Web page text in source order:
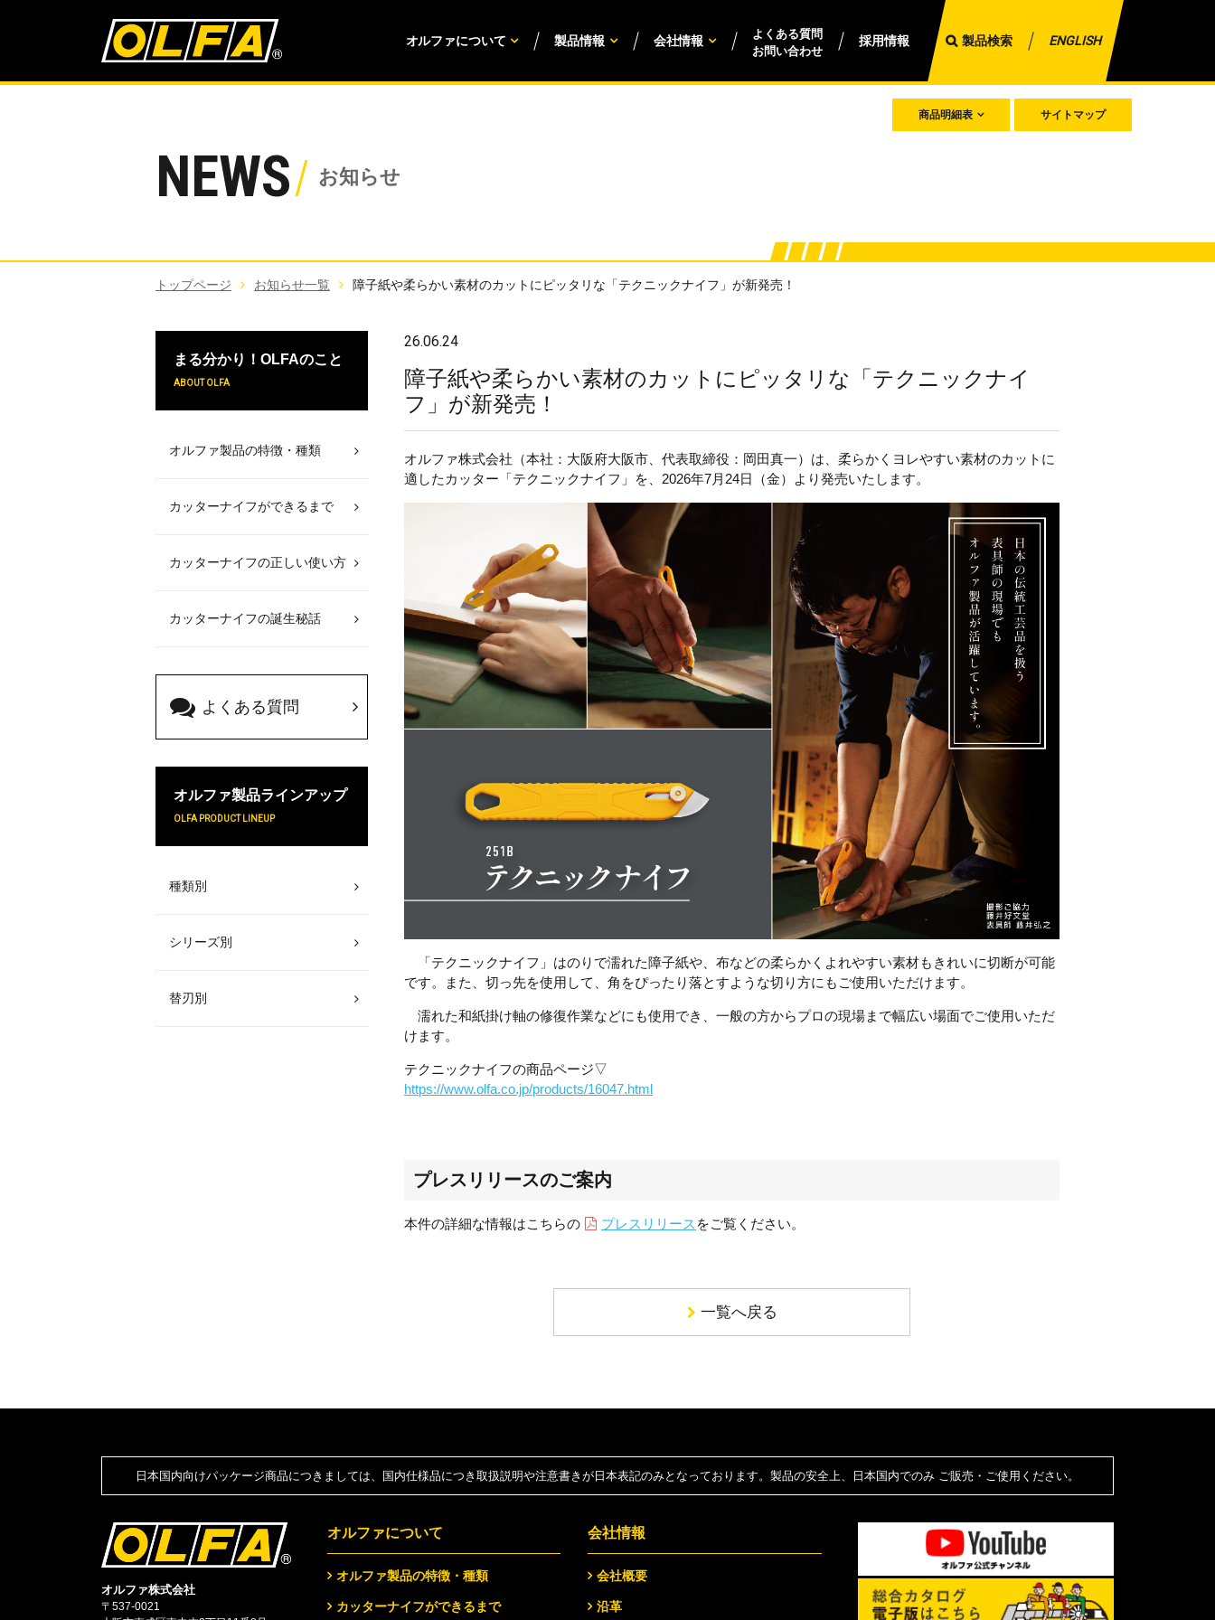
オルファについて 製品情報 会社情報
よくある質問
お問い合わせ
採用情報 製品検索 ENGLISH
NEWS お知らせ
商品明細表 サイトマップ
トップページ お知らせ一覧 障子紙や柔らかい素材のカットにピッタリな「テクニックナイフ」が新発売！
26.06.24
障子紙や柔らかい素材のカットにピッタリな「テクニックナイ
フ」が新発売！
オルファ株式会社（本社：大阪府大阪市、代表取締役：岡田真一）は、 柔らかくヨレやすい素材のカットに
適したカッター 「テクニックナイフ」を、 2026年7月24日（金）より発売いたします。
「テクニックナイフ」はのりで濡れた障子紙や、布などの柔らかくよれやすい素材もきれいに切断が可能
です。また、切っ先を使用して、角をぴったり落とすような切り方にもご使用いただけます。
濡れた和紙掛け軸の修復作業などにも使用でき、 一般の方からプロの現場まで幅広い場面でご使用いただ
けます。
テクニックナイフの商品ページ▽
https://www.olfa.co.jp/products/16047.html
プレスリリースのご案内
本件の詳細な情報はこちらの プレスリリース をご覧ください。
一覧へ戻る
まる分かり！OLFAのこと
ABOUT OLFA
オルファ製品の特徴・種類
カッターナイフができるまで
カッターナイフの正しい使い方
カッターナイフの誕生秘話
よくある質問
オルファ製品ラインアップ
OLFA PRODUCT LINEUP
種類別
シリーズ別
替刃別
日本国内向けパッケージ商品につきましては、国内仕様品につき取扱説明や注意書きが日本表記のみとなっております。製品の安全上、日本国内でのみ ご販売・ご使用ください。
オルファ株式会社
〒537-0021
オルファについて
オルファ製品の特徴・種類
カッターナイフができるまで
会社情報
会社概要
沿革